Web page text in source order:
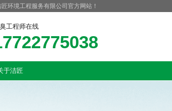
环境工程服务有限公司官方网站！
工程师在线
于洁匠